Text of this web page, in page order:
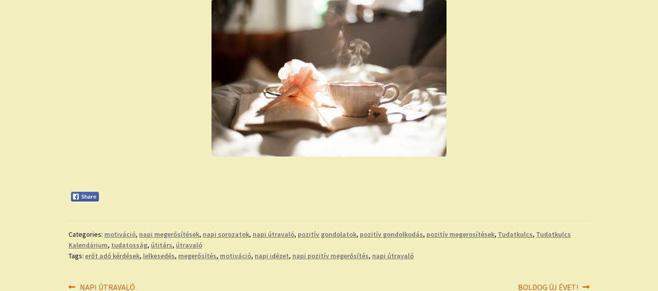
Categories: motiváció, napi megerősítések, napi sorozatok, napi útravaló, pozitív gondolatok, pozitív gondolkodás, pozitív megerosítések, Tudatkulcs, Tudatkulcs
Kalendárium, tudatosság, útitárs, útravaló
Tags:erőt adó kérdések, lelkesedés, megerősítés, motiváció, napi idézet, napi pozitív megerősítés, napi útravaló
Previous
NAPI ÚTRAVALÓ
Next
BOLDOG ÚJ ÉVET!